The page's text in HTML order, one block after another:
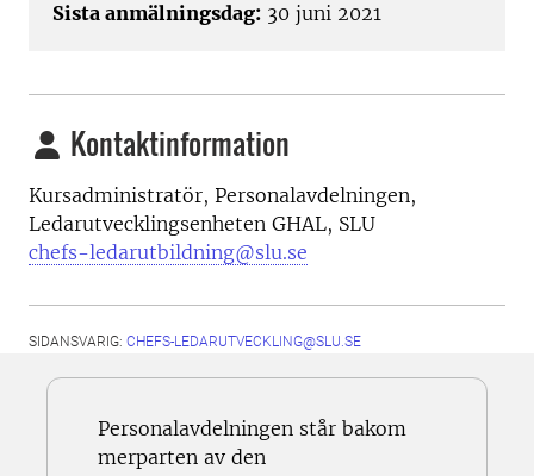
Sista anmälningsdag: 30 juni 2021
Kontaktinformation
Kursadministratör, Personalavdelningen,
Ledarutvecklingsenheten GHAL, SLU
chefs-ledarutbildning@slu.se
SIDANSVARIG: CHEFS-LEDARUTVECKLING@SLU.SE
Personalavdelningen står bakom
merparten av den